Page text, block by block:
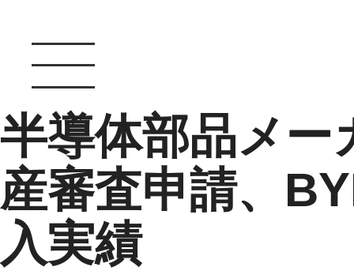
半導体部品メー
産審査申請、
入実績